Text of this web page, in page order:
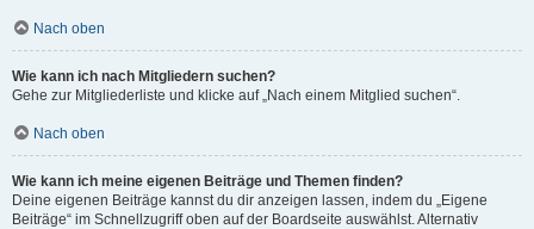
Nach oben
Wie kann ich nach Mitgliedern suchen?
Gehe zur Mitgliederliste und klicke auf „Nach einem Mitglied suchen“.
Nach oben
Wie kann ich meine eigenen Beiträge und Themen finden?
Deine eigenen Beiträge kannst du dir anzeigen lassen, indem du „Eigene
Beiträge“ im Schnellzugriff oben auf der Boardseite auswählst. Alternativ